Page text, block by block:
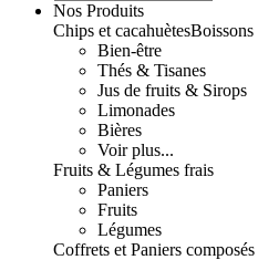
Nos Produits
Chips et cacahuètesBoissons
Bien-être
Thés & Tisanes
Jus de fruits & Sirops
Limonades
Bières
Voir plus...
Fruits & Légumes frais
Paniers
Fruits
Légumes
Coffrets et Paniers composés